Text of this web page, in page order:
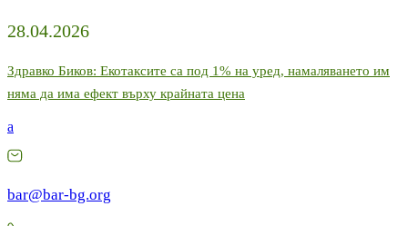
28.04.2026
Здравко Биков: Екотаксите са под 1% на уред, намаляването им
няма да има ефект върху крайната цена
a
bar@bar-bg.org